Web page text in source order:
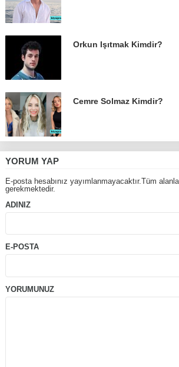
Orkun Işıtmak Kimdir?
Cemre Solmaz Kimdir?
YORUM YAP
E-posta hesabınız yayımlanmayacaktır.Tüm
gerekmektedir.
ADINIZ
E-POSTA
YORUMUNUZ